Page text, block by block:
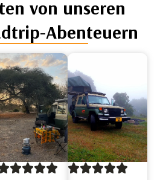
von unseren
Abenteuern